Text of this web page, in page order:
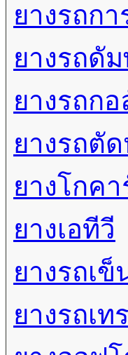
ยางรถกา
ยางรถดั
ยางรถกอ
ยางรถตั
ยางโกคา
ยางเอทีวี
ยางรถเข็
ยางรถเท